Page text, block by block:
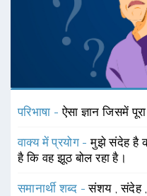
परिभाषा -ऐसा ज्ञान जिसमें
वाक्य में प्रयोग -मुझे संदेह है
है कि वह झूठ बोल रहा है।
समानार्थी शब्द -संशय ,संदेह